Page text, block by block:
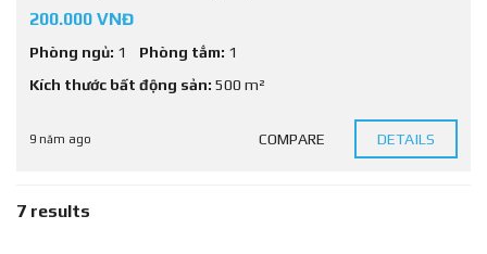
200.000 VNĐ
Phòng ngủ: 1 Phòng tắm: 1
Kích thước bất động sản: 500 m²
9 năm ago COMPARE DETAILS
7 results